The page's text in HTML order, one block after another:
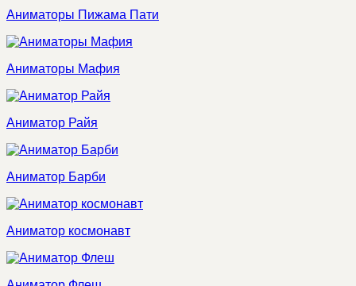
Аниматоры Пижама Пати
Аниматоры Мафия
Аниматор Райя
Аниматор Барби
Аниматор космонавт